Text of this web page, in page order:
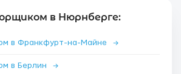
в Нюрнберге:
в Франкфурт-на-Майне →
в Берлин →